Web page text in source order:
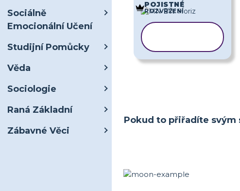
Sociálně
Emocionální Učení
Studijní Pomůcky
Věda
Sociologie
Raná Základní
Zábavné Věci
POJISTNÉ
ROZVRŽENÍ
Pokud to přiřadíte svým